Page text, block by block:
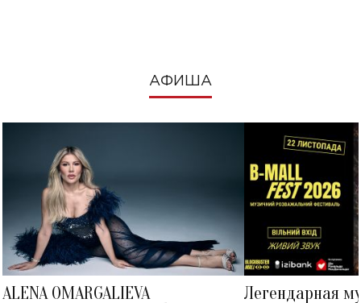
АФИША
ALENA OMARGALIEVA
Легендарная